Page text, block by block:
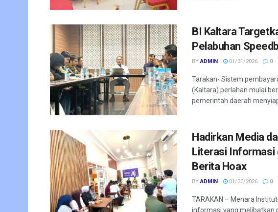
BI Kaltara
Pelabuhan
BY ADMIN 01/31/2026 0
Tarakan- Sistem
(Kaltara) perlahan mulai
pemerintah daerah
Hadirkan Media
Literasi Informasi
Berita Hoax
BY ADMIN 01/30/2026 0
TARAKAN – Menara
informasi yang melibatkan